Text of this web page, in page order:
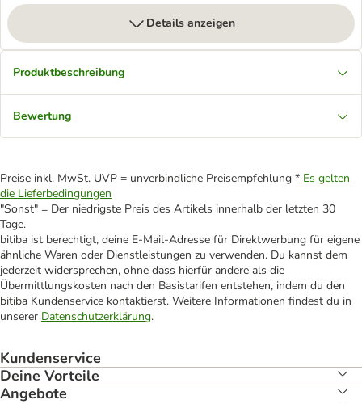
Details anzeigen
Produktbeschreibung
Bewertung
Preise inkl. MwSt. UVP = unverbindliche Preisempfehlung * Es gelten
die Lieferbedingungen
"Sonst" = Der niedrigste Preis des Artikels innerhalb der letzten 30
Tage.
bitiba ist berechtigt, deine E-Mail-Adresse für Direktwerbung für eigene
ähnliche Waren oder Dienstleistungen zu verwenden. Du kannst dem
jederzeit widersprechen, ohne dass hierfür andere als die
Übermittlungskosten nach den Basistarifen entstehen, indem du den
bitiba Kundenservice kontaktierst. Weitere Informationen findest du in
unserer Datenschutzerklärung.
Kundenservice
Deine Vorteile
Angebote